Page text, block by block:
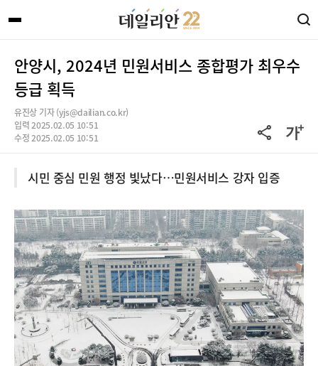
안양시, 2024년 민원서비스 종합평가 최우수
등급 획득
유진상 기자 (yjs@dailian.co.kr)
입력 2025.02.05 10:51
수정 2025.02.05 10:51
시민 중심 민원 행정 빛났다…민원서비스 강자 입증